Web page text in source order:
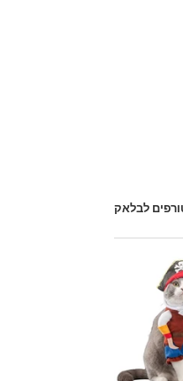
לבלאק